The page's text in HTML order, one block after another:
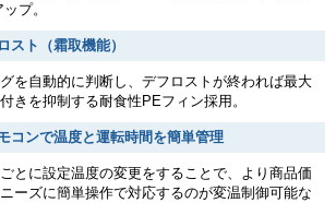
プ。
スト（霜取機能）
を自動的に判断し、デフロストが終われば最大
きを抑制する耐食性PEフィン採用。
コンで温度と運転時間を簡単管理
とに設定温度の変更をすることで、より商品価
ーズに簡単操作で対応するのが変温制御可能な